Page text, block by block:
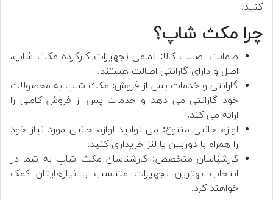
کنید.
چرا مکث شاپ؟
ضمانت اصالت کالا: تمامی تجهیزات کارکرده مکث شاپ،
اصل و دارای گارانتی اصالت هستند.
گارانتی و خدمات پس از فروش: مکث شاپ به محصولات
خود گارانتی می دهد و خدمات پس از فروش کاملی را
ارائه می کند.
لوازم جانبی متنوع: می توانید لوازم جانبی مورد نیاز خود
را همراه با دوربین یا لنز خریداری کنید.
کارشناسان متخصص: کارشناسان مکث شاپ به شما در
انتخاب بهترین تجهیزات متناسب با نیازهایتان کمک
خواهند کرد.